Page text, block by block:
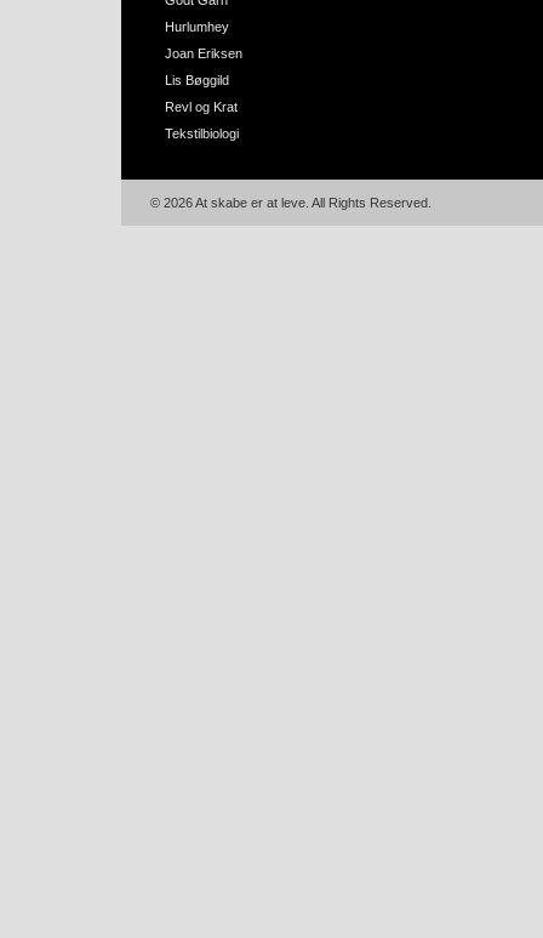
Hurlumhey
Joan Eriksen
Lis Bøggild
Revl og Krat
Tekstilbiologi
© 2026 At skabe er at leve. All Rights Reserved.